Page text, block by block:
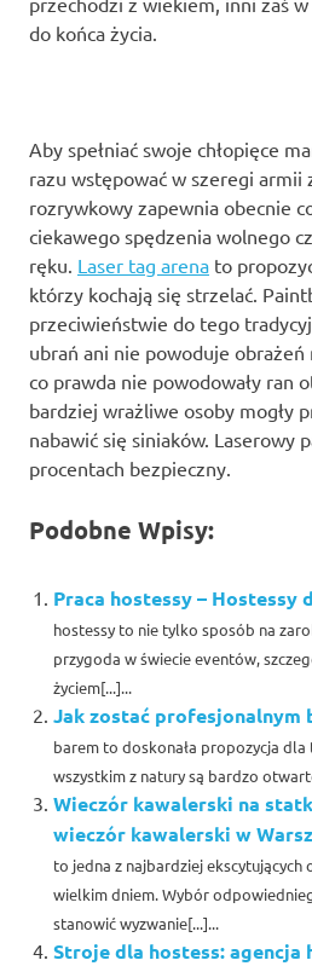
do końca życia.
Aby spełniać swoje chłopięce
razu wstępować w szeregi armii
rozrywkowy zapewnia obecnie
ciekawego spędzenia wolnego
ręku. Laser tag arena to
którzy kochają się strzelać.
przeciwieństwie do tego
ubrań ani nie powoduje obrażeń
co prawda nie powodowały ran
bardziej wrażliwe osoby mogły
nabawić się siniaków. Laserowy
procentach bezpieczny.
Podobne Wpisy:
Praca hostessy – Hostessy
hostessy to nie tylko sposób na
przygoda w świecie eventów,
życiem[...]...
Jak zostać profesjonalnym
barem to doskonała propozycja
wszystkim z natury są bardzo
Wieczór kawalerski na
wieczór kawalerski w
to jedna z najbardziej
wielkim dniem. Wybór
stanowić wyzwanie[...]...
Stroje dla hostess: agencja